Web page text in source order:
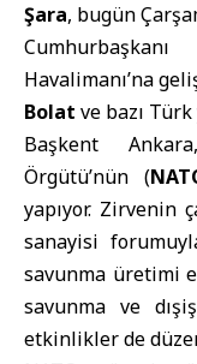
Şara, bugün
Havalimanı’na
Bolat ve bazı
Başkent
Örgütü’nün (
yapıyor. Zirvenin
sanayisi
savunma üretimi
savunma ve
etkinlikler de